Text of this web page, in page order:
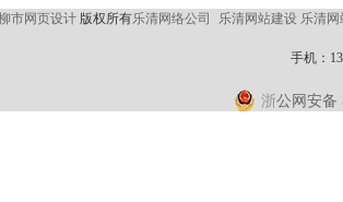
市网页设计 版权所有乐清网络公司 乐清网站建设 乐清
手机：
浙公网安备